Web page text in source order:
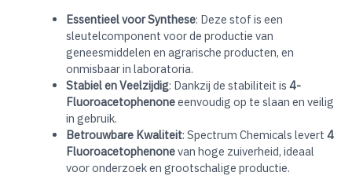
Essentieel voor Synthese: Deze stof is een
sleutelcomponent voor de productie van
geneesmiddelen en agrarische producten, en
onmisbaar in laboratoria.
Stabiel en Veelzijdig: Dankzij de stabiliteit is 4-
Fluoroacetophenoneeenvoudig op te slaan en veilig
in gebruik.
Betrouwbare Kwaliteit: Spectrum Chemicals levert 4
Fluoroacetophenonevan hoge zuiverheid, ideaal
voor onderzoek en grootschalige productie.